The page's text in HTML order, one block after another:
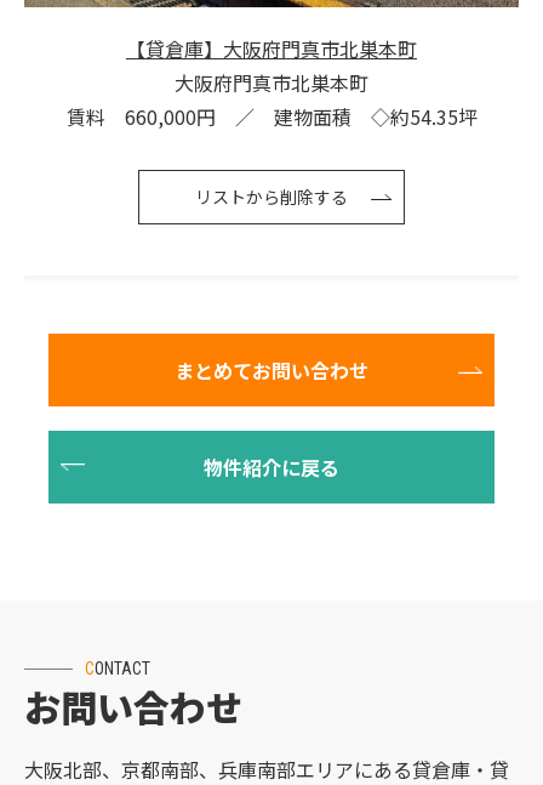
【貸倉庫】大阪府門真市北巣本町
大阪府門真市北巣本町
賃料 660,000円 ／ 建物面積 ◇約54.35坪
リストから削除する
CONTACT
お問い合わせ
大阪北部、京都南部、兵庫南部エリアにある貸倉庫・貸